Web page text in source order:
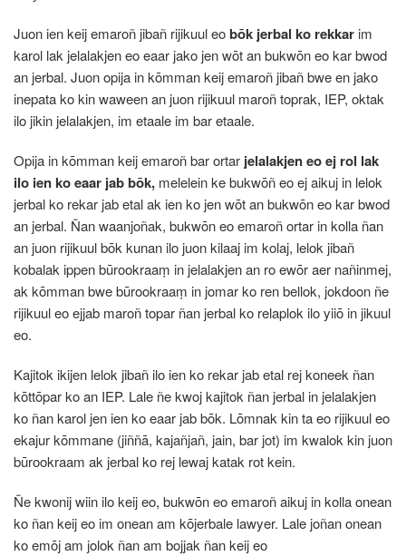
Juon ien keij emaroñ jibañ rijikuul eobōk jerbal ko rekkar im
karol lak jelalakjen eo eaar jako jen wōt an bukwōn eo kar bwod
an jerbal. Juon opija in kōmman keij emaroñ jibañ bwe en jako
inepata ko kin waween an juon rijikuul maroñ toprak, IEP, oktak
ilo jikin jelalakjen, im etaale im bar etaale.
Opija in kōmman keij emaroñ bar ortar jelalakjen eo ej rol lak
ilo ien ko eaar jab bōk, melelein ke bukwōñ eo ej aikuj in lelok
jerbal ko rekar jab etal ak ien ko jen wōt an bukwōn eo kar bwod
an jerbal. Ñan waanjoñak, bukwōn eo emaroñ ortar in kolla ñan
an juon rijikuul bōk kunan ilo juon kilaaj im kolaj, lelok jibañ
kobalak ippen būrookraaṃ in jelalakjen an ro ewōr aer nañinmej,
ak kōmman bwe būrookraaṃ in jomar ko ren bellok, jokdoon ñe
rijikuul eo ejjab maroñ topar ñan jerbal ko relaplok ilo yiiō in jikuul
eo.
Kajitok ikijen lelok jibañ ilo ien ko rekar jab etal rej koneek ñan
kōttōpar ko an IEP. Lale ñe kwoj kajitok ñan jerbal in jelalakjen
ko ñan karol jen ien ko eaar jab bōk. Lōmnak kin ta eo rijikuul eo
ekajur kōmmane (jiññā, kajañjañ, jain, bar jot) im kwalok kin juon
būrookraam ak jerbal ko rej lewaj katak rot kein.
Ñe kwonij wiin ilo keij eo, bukwōn eo emaroñ aikuj in kolla onean
ko ñan keij eo im onean am kōjerbale lawyer. Lale joñan onean
ko emōj am jolok ñan am bojjak ñan keij eo